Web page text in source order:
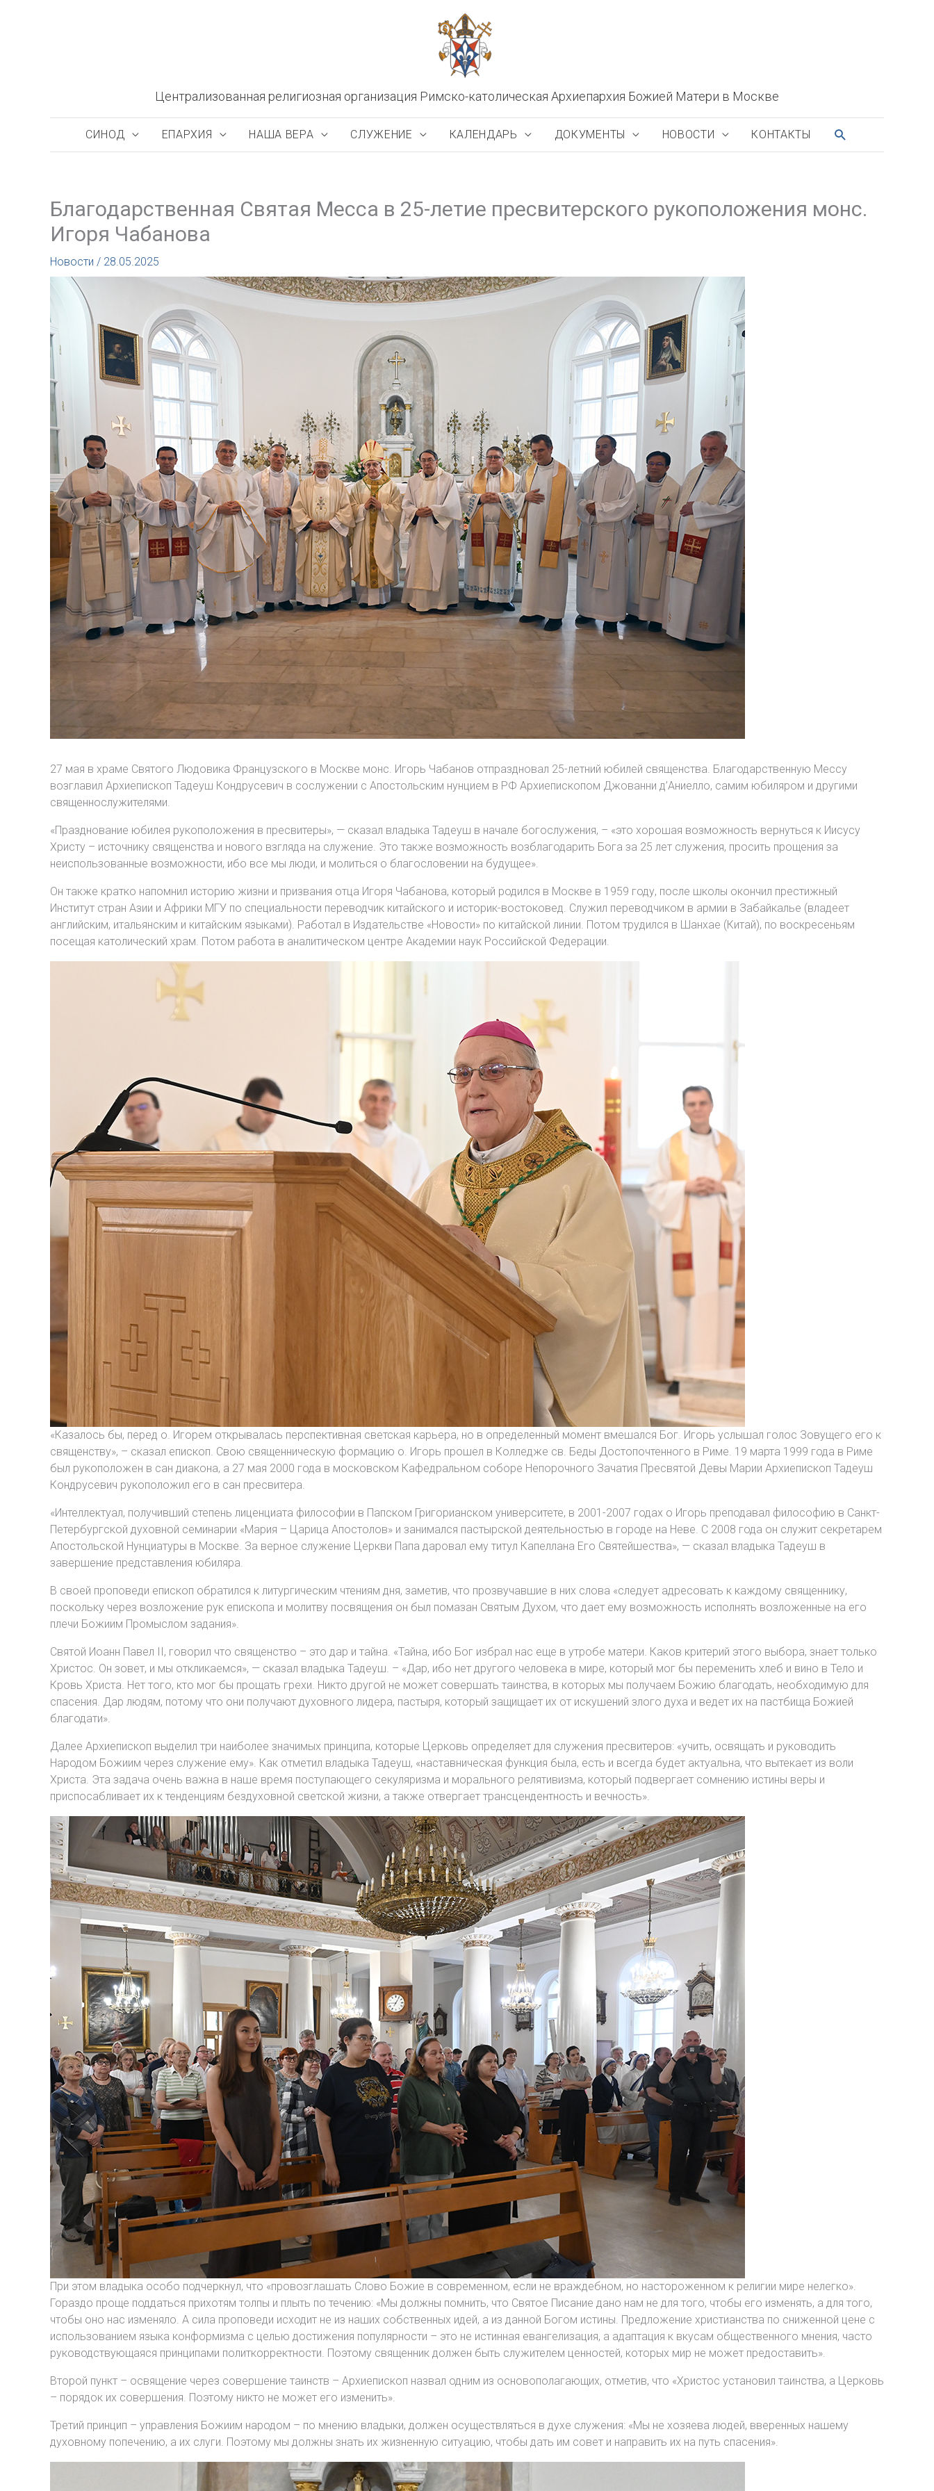
Централизованная религиозная организация Римско-католическая Архиепархия Божией Матери в Москве
СИНОД ЕПАРХИЯ НАША ВЕРА СЛУЖЕНИЕ КАЛЕНДАРЬ ДОКУМЕНТЫ НОВОСТИ КОНТАКТЫ ПОИСК
Благодарственная Святая Месса в 25-летие пресвитерского рукоположения монс.
Игоря Чабанова
Новости / 28.05.2025
27 мая в храме Святого Людовика Французского в Москве монс. Игорь Чабанов отпраздновал 25-летний юбилей священства. Благодарственную Мессу
возглавил Архиепископ Тадеуш Кондрусевич в сослужении с Апостольским нунцием в РФ Архиепископом Джованни д’Аниелло, самим юбиляром и другими
священнослужителями.
«Празднование юбилея рукоположения в пресвитеры», — сказал владыка Тадеуш в начале богослужения, – «это хорошая возможность вернуться к Иисусу
Христу – источнику священства и нового взгляда на служение. Это также возможность возблагодарить Бога за 25 лет служения, просить прощения за
неиспользованные возможности, ибо все мы люди, и молиться о благословении на будущее».
Он также кратко напомнил историю жизни и призвания отца Игоря Чабанова, который родился в Москве в 1959 году, после школы окончил престижный
Институт стран Азии и Африки МГУ по специальности переводчик китайского и историк-востоковед. Служил переводчиком в армии в Забайкалье (владеет
английским, итальянским и китайским языками). Работал в Издательстве «Новости» по китайской линии. Потом трудился в Шанхае (Китай), по воскресеньям
посещая католический храм. Потом работа в аналитическом центре Академии наук Российской Федерации.
«Казалось бы, перед о. Игорем открывалась перспективная светская карьера, но в определенный момент вмешался Бог. Игорь услышал голос Зовущего его к
священству», – сказал епископ. Свою священническую формацию о. Игорь прошел в Колледже св. Беды Достопочтенного в Риме. 19 марта 1999 года в Риме
был рукоположен в сан диакона, а 27 мая 2000 года в московском Кафедральном соборе Непорочного Зачатия Пресвятой Девы Марии Архиепископ Тадеуш
Кондрусевич рукоположил его в сан пресвитера.
«Интеллектуал, получивший степень лиценциата философии в Папском Григорианском университете, в 2001-2007 годах о Игорь преподавал философию в Санкт-
Петербургской духовной семинарии «Мария – Царица Апостолов» и занимался пастырской деятельностью в городе на Неве. С 2008 года он служит секретарем
Апостольской Нунциатуры в Москве. За верное служение Церкви Папа даровал ему титул Капеллана Его Святейшества», — сказал владыка Тадеуш в
завершение представления юбиляра.
В своей проповеди епископ обратился к литургическим чтениям дня, заметив, что прозвучавшие в них слова «следует адресовать к каждому священнику,
поскольку через возложение рук епископа и молитву посвящения он был помазан Святым Духом, что дает ему возможность исполнять возложенные на его
плечи Божиим Промыслом задания».
Святой Иоанн Павел II, говорил что священство – это дар и тайна. «Тайна, ибо Бог избрал нас еще в утробе матери. Каков критерий этого выбора, знает только
Христос. Он зовет, и мы откликаемся», — сказал владыка Тадеуш. – «Дар, ибо нет другого человека в мире, который мог бы переменить хлеб и вино в Тело и
Кровь Христа. Нет того, кто мог бы прощать грехи. Никто другой не может совершать таинства, в которых мы получаем Божию благодать, необходимую для
спасения. Дар людям, потому что они получают духовного лидера, пастыря, который защищает их от искушений злого духа и ведет их на пастбища Божией
благодати».
Далее Архиепископ выделил три наиболее значимых принципа, которые Церковь определяет для служения пресвитеров: «учить, освящать и руководить
Народом Божиим через служение ему». Как отметил владыка Тадеуш, «наставническая функция была, есть и всегда будет актуальна, что вытекает из воли
Христа. Эта задача очень важна в наше время поступающего секуляризма и морального релятивизма, который подвергает сомнению истины веры и
приспосабливает их к тенденциям бездуховной светской жизни, а также отвергает трансцендентность и вечность».
При этом владыка особо подчеркнул, что «провозглашать Слово Божие в современном, если не враждебном, но настороженном к религии мире нелегко».
Гораздо проще поддаться прихотям толпы и плыть по течению: «Мы должны помнить, что Святое Писание дано нам не для того, чтобы его изменять, а для того,
чтобы оно нас изменяло. А сила проповеди исходит не из наших собственных идей, а из данной Богом истины. Предложение христианства по сниженной цене с
использованием языка конформизма с целью достижения популярности – это не истинная евангелизация, а адаптация к вкусам общественного мнения, часто
руководствующаяся принципами политкорректности. Поэтому священник должен быть служителем ценностей, которых мир не может предоставить».
Второй пункт – освящение через совершение таинств – Архиепископ назвал одним из основополагающих, отметив, что «Христос установил таинства, а Церковь
– порядок их совершения. Поэтому никто не может его изменить».
Третий принцип – управления Божиим народом – по мнению владыки, должен осуществляться в духе служения: «Мы не хозяева людей, вверенных нашему
духовному попечению, а их слуги. Поэтому мы должны знать их жизненную ситуацию, чтобы дать им совет и направить их на путь спасения».